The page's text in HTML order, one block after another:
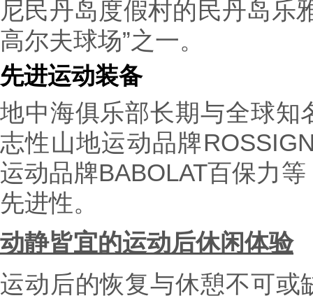
尼民丹岛度假村的民丹岛乐
高尔夫球场”之一。
先进运动装备
地中海俱乐部长期与全球知
志性山地运动品牌
运动品牌BABOLAT百保力
先进性。
动静皆宜的运动后休闲体验
运动后的恢复与休憩不可